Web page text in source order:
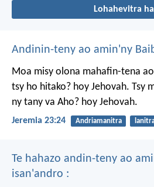
Lohahevitra
Andinin-teny ao amin'ny
Moa misy olona mahafin-tena
tsy ho hitako? hoy Jehovah. Tsy
ny tany va Aho? hoy Jehovah.
Jeremia 23:24 Andriamanitra
Te hahazo andin-teny ao
isan'andro :